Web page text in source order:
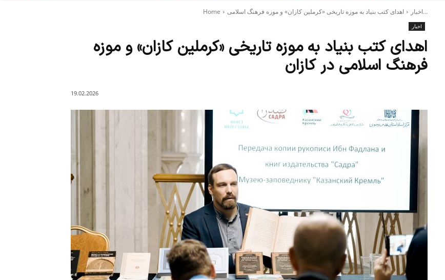
Home اخباراهدای کتب بنیاد به موزه تاریخی «کرملین کازان» و موزه فرهنگ اسلامی...
اخبار
اهدای کتب بنیاد به موزه تاریخی «کرملین کازان» و موزه
فرهنگ اسلامی در کازان
19.02.2026